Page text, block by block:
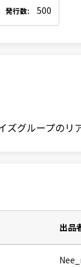
発行数: 500
ズグループの
出品